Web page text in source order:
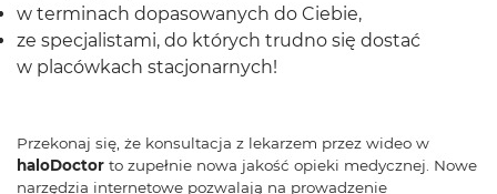
w terminach dopasowanych do Ciebie,
ze specjalistami, do których trudno się dostać
w placówkach stacjonarnych!
Przekonaj się, że konsultacja z lekarzem przez wideo w
haloDoctor to zupełnie nowa jakość opieki medycznej. Nowe
narzędzia internetowe pozwalają na prowadzenie